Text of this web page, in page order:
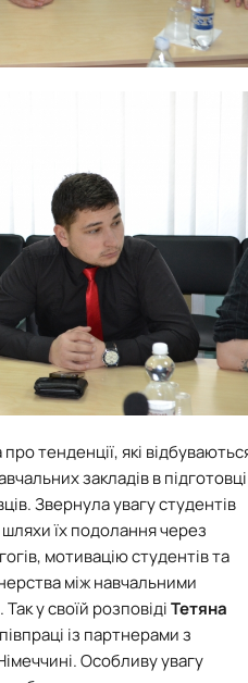
тенденції, які
закладів в підготовці
Звернула увагу студентів
шляхи їх подолання через
мотивацію студентів та
між навчальними
у своїй розповідіТетяна
із партнерами з
Особливу увагу